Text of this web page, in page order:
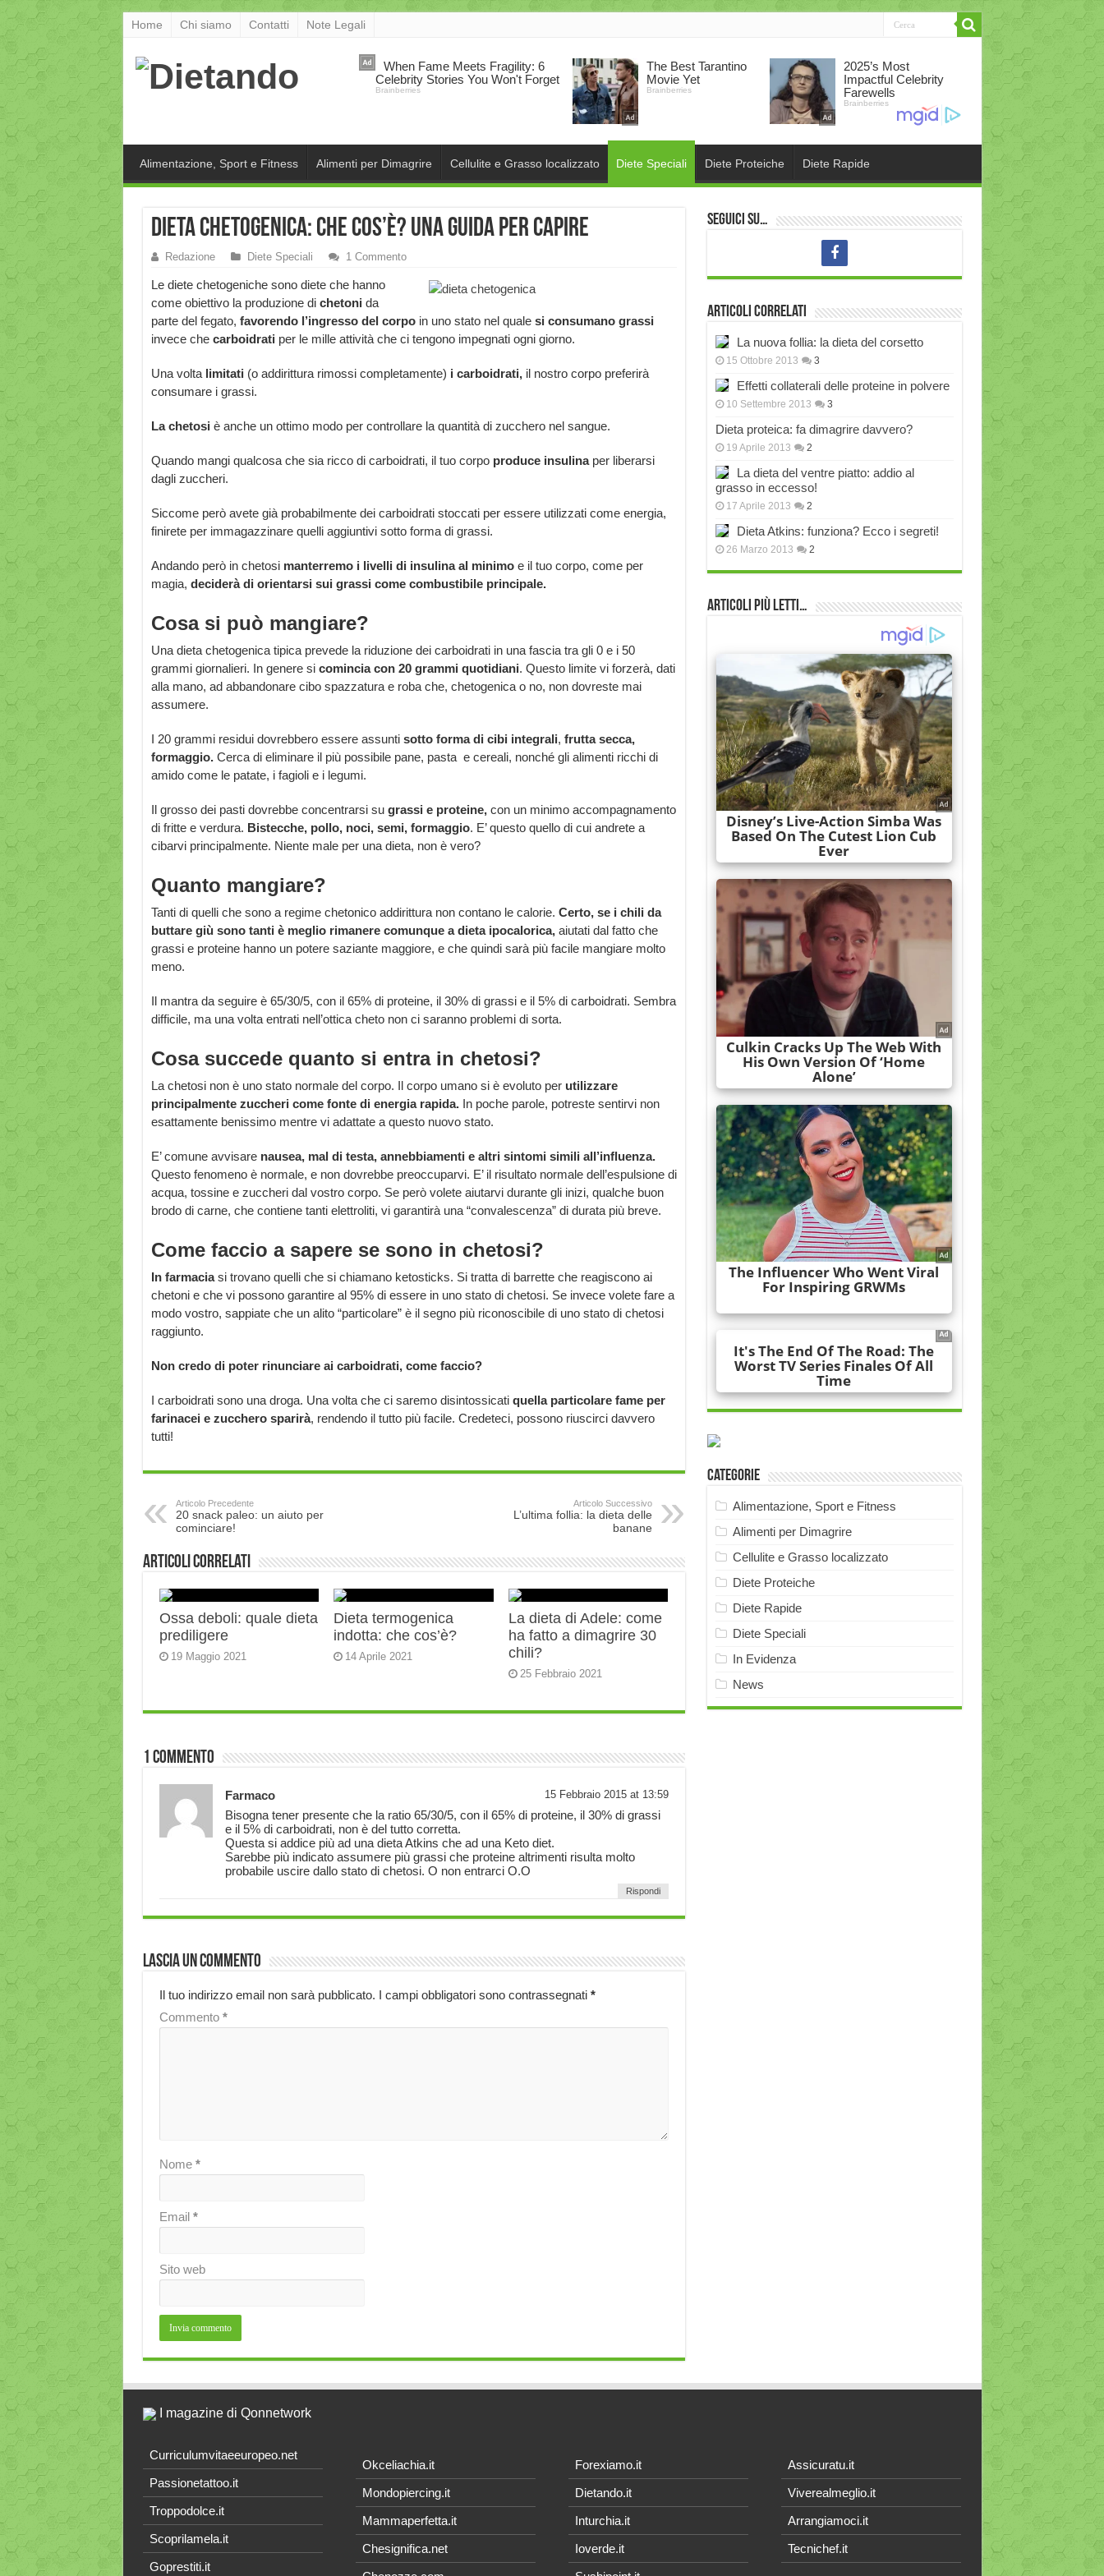
Home Chi siamo Contatti Note Legali
Alimentazione, Sport e Fitness Alimenti per Dimagrire Cellulite e Grasso localizzato Diete Speciali Diete Proteiche Diete Rapide
Dieta chetogenica: che cos’è? Una guida per capire
Redazione Diete Speciali 1 Commento
Le diete chetogeniche sono diete che hanno
come obiettivo la produzione di chetoni da
parte del fegato, favorendo l’ingresso del corpoin uno stato nel quale si consumano grassi
invece che carboidrati per le mille attività che ci tengono impegnati ogni giorno.
Una volta limitati (o addirittura rimossi completamente) i carboidrati, il nostro corpo preferirà
consumare i grassi.
La chetosi è anche un ottimo modo per controllare la quantità di zucchero nel sangue.
Quando mangi qualcosa che sia ricco di carboidrati, il tuo corpo produce insulinaper liberarsi
dagli zuccheri.
Siccome però avete già probabilmente dei carboidrati stoccati per essere utilizzati come energia,
finirete per immagazzinare quelli aggiuntivi sotto forma di grassi.
Andando però in chetosi manterremo i livelli di insulina al minimoe il tuo corpo, come per
magia, deciderà di orientarsi sui grassi come combustibile principale.
Cosa si può mangiare?
Una dieta chetogenica tipica prevede la riduzione dei carboidrati in una fascia tra gli 0 e i 50
grammi giornalieri. In genere si comincia con 20 grammi quotidiani. Questo limite vi forzerà, dati
alla mano, ad abbandonare cibo spazzatura e roba che, chetogenica o no, non dovreste mai
assumere.
I 20 grammi residui dovrebbero essere assunti sotto forma di cibi integrali, frutta secca,
formaggio. Cerca di eliminare il più possibile pane, pasta e cereali, nonché gli alimenti ricchi di
amido come le patate, i fagioli e i legumi.
Il grosso dei pasti dovrebbe concentrarsi su grassi e proteine, con un minimo accompagnamento
di fritte e verdura. Bistecche, pollo, noci, semi, formaggio. E’ questo quello di cui andrete a
cibarvi principalmente. Niente male per una dieta, non è vero?
Quanto mangiare?
Tanti di quelli che sono a regime chetonico addirittura non contano le calorie. Certo, se i chili da
buttare giù sono tanti è meglio rimanere comunque a dieta ipocalorica, aiutati dal fatto che
grassi e proteine hanno un potere saziante maggiore, e che quindi sarà più facile mangiare molto
meno.
Il mantra da seguire è 65/30/5, con il 65% di proteine, il 30% di grassi e il 5% di carboidrati. Sembra
difficile, ma una volta entrati nell’ottica cheto non ci saranno problemi di sorta.
Cosa succede quanto si entra in chetosi?
La chetosi non è uno stato normale del corpo. Il corpo umano si è evoluto per utilizzare
principalmente zuccheri come fonte di energia rapida. In poche parole, potreste sentirvi non
esattamente benissimo mentre vi adattate a questo nuovo stato.
E’ comune avvisare nausea, mal di testa, annebbiamenti e altri sintomi simili all’influenza.
Questo fenomeno è normale, e non dovrebbe preoccuparvi. E’ il risultato normale dell’espulsione di
acqua, tossine e zuccheri dal vostro corpo. Se però volete aiutarvi durante gli inizi, qualche buon
brodo di carne, che contiene tanti elettroliti, vi garantirà una “convalescenza” di durata più breve.
Come faccio a sapere se sono in chetosi?
In farmaciasi trovano quelli che si chiamano ketosticks. Si tratta di barrette che reagiscono ai
chetoni e che vi possono garantire al 95% di essere in uno stato di chetosi. Se invece volete fare a
modo vostro, sappiate che un alito “particolare” è il segno più riconoscibile di uno stato di chetosi
raggiunto.
Non credo di poter rinunciare ai carboidrati, come faccio?
I carboidrati sono una droga. Una volta che ci saremo disintossicati quella particolare fame per
farinacei e zucchero sparirà, rendendo il tutto più facile. Credeteci, possono riuscirci davvero
tutti!
Articolo Precedente
20 snack paleo: un aiuto per
cominciare!
Articolo Successivo
L’ultima follia: la dieta delle
banane
Articoli correlati
Ossa deboli: quale dieta
prediligere
19 Maggio 2021
Dieta termogenica
indotta: che cos’è?
14 Aprile 2021
La dieta di Adele: come
ha fatto a dimagrire 30
chili?
25 Febbraio 2021
1 Commento
Farmaco 15 Febbraio 2015 at 13:59
Bisogna tener presente che la ratio 65/30/5, con il 65% di proteine, il 30% di grassi
e il 5% di carboidrati, non è del tutto corretta.
Questa si addice più ad una dieta Atkins che ad una Keto diet.
Sarebbe più indicato assumere più grassi che proteine altrimenti risulta molto
probabile uscire dallo stato di chetosi. O non entrarci O.O
Rispondi
Lascia un commento
Il tuo indirizzo email non sarà pubblicato. I campi obbligatori sono contrassegnati *
Commento *
Nome *
Email *
Sito web
Seguici su…
Articoli correlati
La nuova follia: la dieta del corsetto
15 Ottobre 2013 3
Effetti collaterali delle proteine in polvere
10 Settembre 2013 3
Dieta proteica: fa dimagrire davvero?
19 Aprile 2013 2
La dieta del ventre piatto: addio al
grasso in eccesso!
17 Aprile 2013 2
Dieta Atkins: funziona? Ecco i segreti!
26 Marzo 2013 2
Articoli più Letti…
Categorie
Alimentazione, Sport e Fitness
Alimenti per Dimagrire
Cellulite e Grasso localizzato
Diete Proteiche
Diete Rapide
Diete Speciali
In Evidenza
News
I magazine di Qonnetwork
Curriculumvitaeeuropeo.net
Passionetattoo.it
Troppodolce.it
Scoprilamela.it
Goprestiti.it
Okceliachia.it
Mondopiercing.it
Mammaperfetta.it
Chesignifica.net
Forexiamo.it
Dietando.it
Inturchia.it
Ioverde.it
Assicuratu.it
Viverealmeglio.it
Arrangiamoci.it
Tecnichef.it